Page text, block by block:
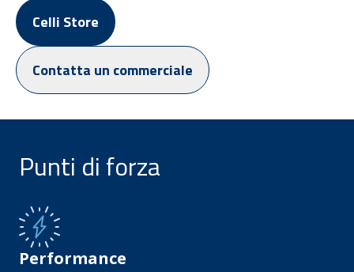
Celli Store
Contatta un commerciale
Punti di forza
Performance